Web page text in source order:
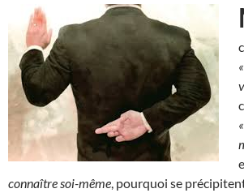
connaître soi-même , pourquoi se